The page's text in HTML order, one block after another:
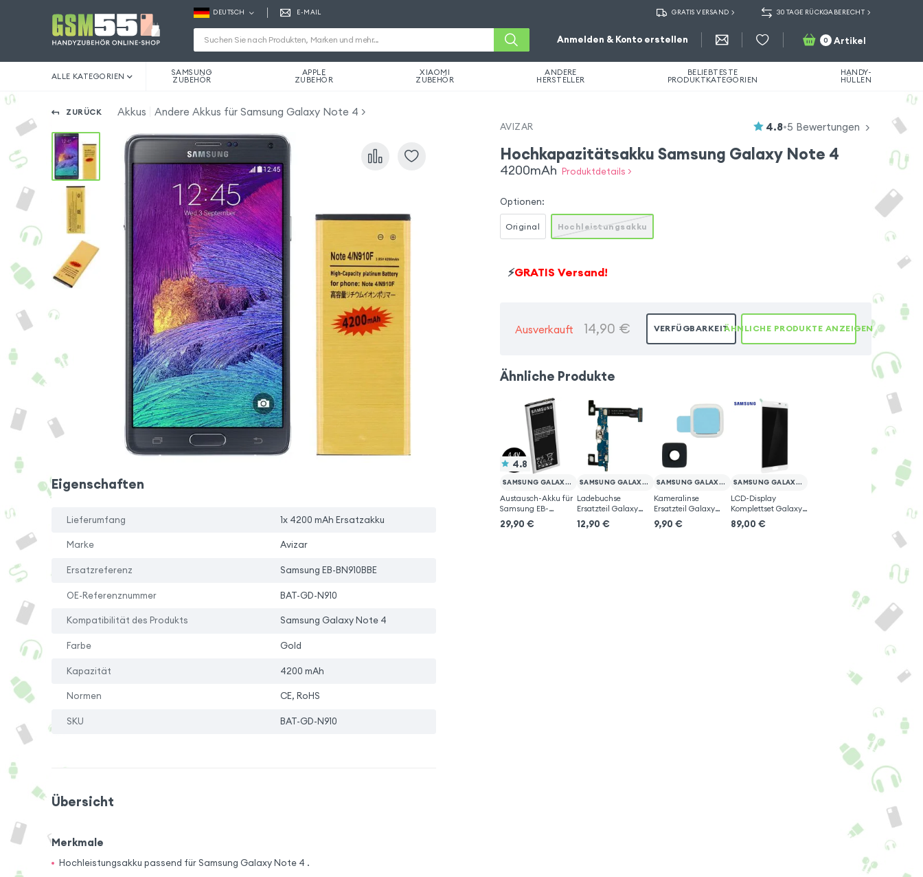
DEUTSCH E-MAIL GRATIS VERSAND 30 TAGE RÜCKGABERECHT
Anmelden & Konto erstellen 0 Artikel
ALLE KATEGORIEN SAMSUNG
ZUBEHÖR
APPLE
ZUBEHÖR
XIAOMI
ZUBEHÖR
ANDERE
HERSTELLER
BELIEBTESTE
PRODUKTKATEGORIEN
HANDY-
HÜLLEN
ZURÜCK Akkus Andere Akkus für Samsung Galaxy Note 4
Eigenschaften
Lieferumfang 1x 4200 mAh Ersatzakku
Marke Avizar
Ersatzreferenz Samsung EB-BN910BBE
OE-Referenznummer BAT-GD-N910
Kompatibilität des Produkts Samsung Galaxy Note 4
Farbe Gold
Kapazität 4200 mAh
Normen CE, RoHS
SKU BAT-GD-N910
Übersicht
Merkmale
Hochleistungsakku passend für Samsung Galaxy Note 4 .
AVIZAR 4.8•5 Bewertungen
Hochkapazitätsakku Samsung Galaxy Note 4
4200mAh Produktdetails >
Optionen:
Original Hochleistungsakku
⚡GRATIS Versand!
Ausverkauft 14,90 € VERFÜGBARKEITÄHNLICHE PRODUKTE ANZEIGEN
Ähnliche Produkte
4.8
SAMSUNG GALAXY NOTE 4
Austausch-Akku für
Samsung EB-
BN910BBE
29,90 €
SAMSUNG GALAXY NOTE 4
Ladebuchse
Ersatzteil Galaxy
Note 4
12,90 €
SAMSUNG GALAXY NOTE 4
Kameralinse
Ersatzteil Galaxy
Note 4
9,90 €
SAMSUNG GALAXY NOTE 4
LCD-Display
Komplettset Galaxy
Note 4
89,00 €